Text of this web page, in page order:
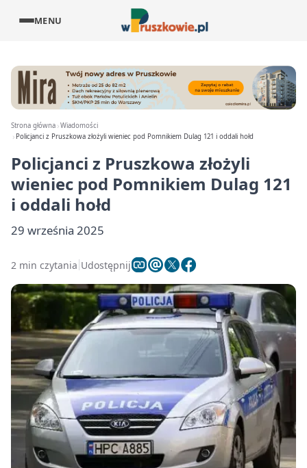
MENU
Strona główna Wiadomości
Policjanci z Pruszkowa złożyli wieniec pod Pomnikiem Dulag 121 i oddali hołd
Policjanci z Pruszkowa złożyli
wieniec pod Pomnikiem Dulag 121
i oddali hołd
29 września 2025
2 min czytania Udostępnij